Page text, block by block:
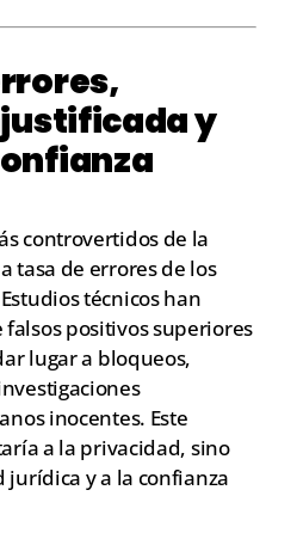
y
controvertidos de la
tasa de errores de los
técnicos han
positivos superiores
lugar a bloqueos,
inocentes. Este
a la privacidad, sino
y a la confianza